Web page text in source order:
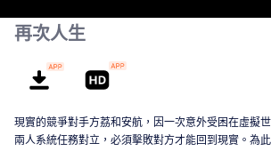
再次人生
現實的競爭對手方荔和安航，因一次意外受困在虛擬
兩人系統任務對立，必須擊敗對方才能回到現實。為